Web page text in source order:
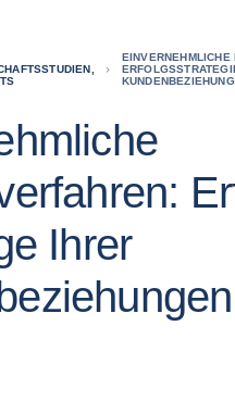
EINVERNEHMLICHE
Ihrer